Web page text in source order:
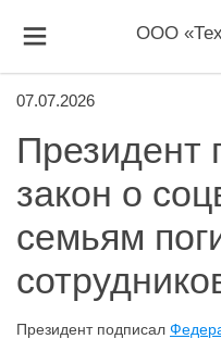
ООО
07.07.2026
Президент
закон о
семьям
Президент подписал